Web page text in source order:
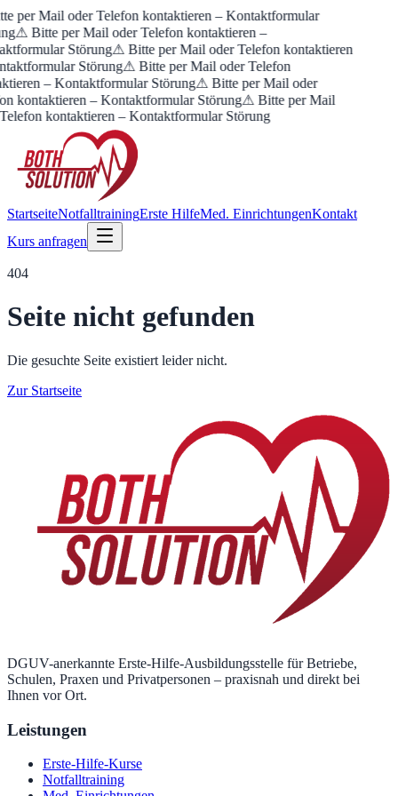
per Mail oder Telefon kontaktieren – Kontaktformular
⚠ Bitte per Mail oder Telefon kontaktieren –
Störung⚠ Bitte per Mail oder Telefon kontaktieren
Störung⚠ Bitte per Mail oder Telefon
– Kontaktformular Störung⚠ Bitte per Mail oder
kontaktieren – Kontaktformular Störung⚠ Bitte per Mail
kontaktieren – Kontaktformular Störung
StartseiteNotfalltrainingErste HilfeMed. EinrichtungenKontakt
Kurs anfragen
404
Seite nicht gefunden
Die gesuchte Seite existiert leider nicht.
Zur Startseite
DGUV-anerkannte Erste-Hilfe-Ausbildungsstelle für Betriebe,
Schulen, Praxen und Privatpersonen – praxisnah und direkt bei
Ihnen vor Ort.
Leistungen
Erste-Hilfe-Kurse
Notfalltraining